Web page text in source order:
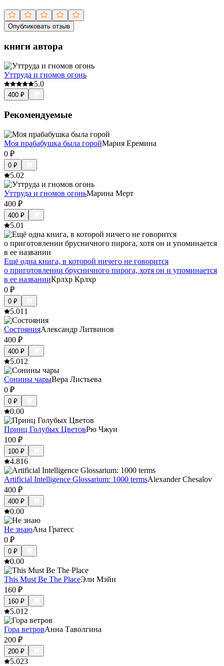
Опубликовать отзыв
книги автора
Уттруда и гномов огонь
5.0
400 ₽
Рекомендуемые
Моя прабабушка была горойМария Еремина
0 ₽
0 ₽
5.02
Уттруда и гномов огоньМарина Мерт
400 ₽
400 ₽
5.01
Ещё одна книга, в которой ничего не говорится
о приготовлении брусничного пирога, хотя он и упоминается
в ее названииКрлхр Крлхр
0 ₽
0 ₽
5.011
СостоянияАлександр Литвинов
400 ₽
400 ₽
5.012
Сонины чарыВера Листьева
0 ₽
0 ₽
0.00
Принц Голубых ЦветовРю Чжун
100 ₽
100 ₽
4.816
Artificial Intelligence Glossarium: 1000 termsAlexander Chesalov
400 ₽
400 ₽
0.00
Не знаюАна Гратесс
0 ₽
0 ₽
0.00
This Must Be The PlaceЭли Мэйн
160 ₽
160 ₽
5.012
Гора ветровАнна Таволгина
200 ₽
200 ₽
5.023